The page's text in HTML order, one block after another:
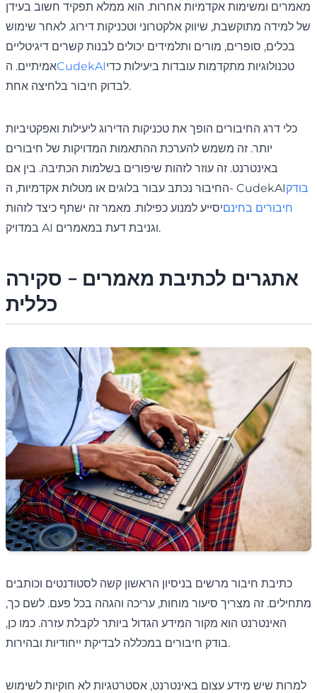
מאמרים ומשימות אקדמיות אחרות. הוא ממלא תפקיד חשוב בעידן
של למידה מתוקשבת, שיווק אלקטרוני וטכניקות דירוג. לאחר שימוש
בכלים, סופרים, מורים ותלמידים יכולים לבנות קשרים דיגיטליים
אמיתיים. הCudekAIטכנולוגיות מתקדמות עובדות ביעילות כדי
לבדוק חיבור בלחיצה אחת.
כלי דרג החיבורים הופך את טכניקות הדירוג ליעילות ואפקטיביות
יותר. זה משמש להערכת ההתאמות המדויקות של חיבורים
באינטרנט. זה עוזר לזהות שיפורים בשלמות הכתיבה. בין אם
החיבור נכתב עבור בלוגים או מטלות אקדמיות, ה- CudekAIבודק
חיבורים בחינםיסייע למנוע כפילות. מאמר זה ישתף כיצד לזהות
במדויק AI וגניבת דעת במאמרים.
אתגרים לכתיבת מאמרים - סקירה
כללית
כתיבת חיבור מרשים בניסיון הראשון קשה לסטודנטים וכותבים
מתחילים. זה מצריך סיעור מוחות, עריכה והגהה בכל פעם. לשם כך,
האינטרנט הוא מקור המידע הגדול ביותר לקבלת עזרה. כמו כן,
בודק חיבורים במכללה לבדיקת ייחודיות ובהירות.
למרות שיש מידע עצום באינטרנט, אסטרטגיות לא חוקיות לשימוש